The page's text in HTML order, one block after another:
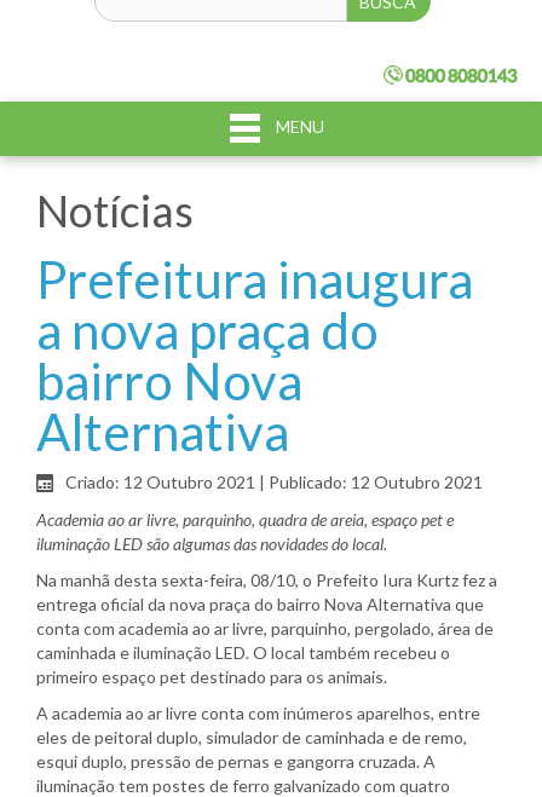
MENU
Notícias
Prefeitura inaugura
a nova praça do
bairro Nova
Alternativa
Criado: 12 Outubro 2021
Publicado: 12 Outubro 2021
Academia ao ar livre, parquinho, quadra de areia, espaço pet e
iluminação LED são algumas das novidades do local.
Na manhã desta sexta-feira, 08/10, o Prefeito Iura Kurtz fez a
entrega oficial da nova praça do bairro Nova Alternativa que
conta com academia ao ar livre, parquinho, pergolado, área de
caminhada e iluminação LED. O local também recebeu o
primeiro espaço pet destinado para os animais.
A academia ao ar livre conta com inúmeros aparelhos, entre
eles de peitoral duplo, simulador de caminhada e de remo,
esqui duplo, pressão de pernas e gangorra cruzada. A
iluminação tem postes de ferro galvanizado com quatro